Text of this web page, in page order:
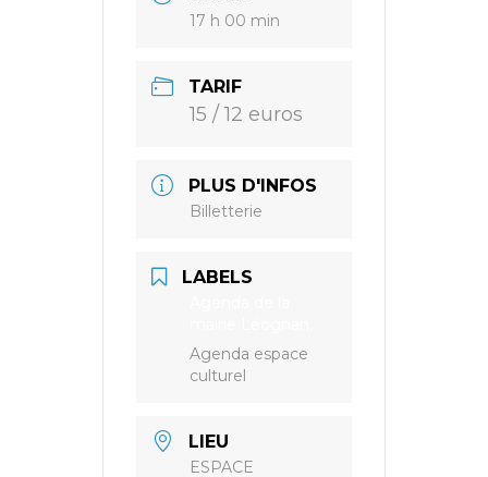
17 h 00 min
TARIF
15 / 12 euros
PLUS D'INFOS
Billetterie
LABELS
Agenda espace
culturel
LIEU
ESPACE